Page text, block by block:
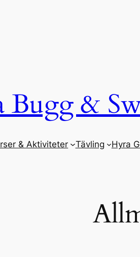
Bugg &
& Aktiviteter Tävling Hyra